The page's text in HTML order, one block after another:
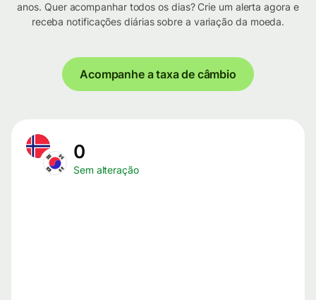
anos. Quer acompanhar todos os dias? Crie um alerta agora e
receba notificações diárias sobre a variação da moeda.
Acompanhe a taxa de câmbio
0
Sem alteração